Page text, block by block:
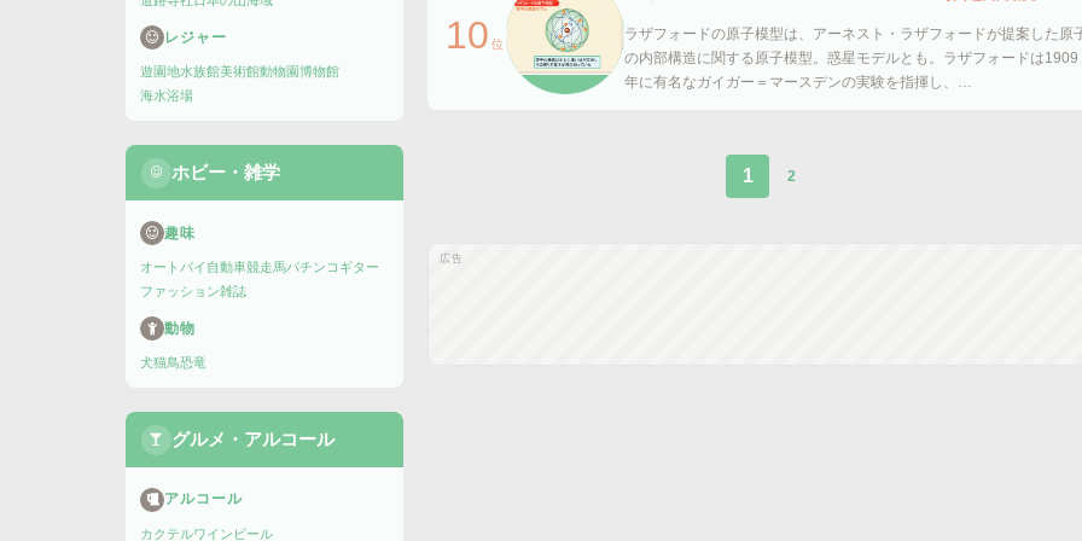
レジャー
遊園地水族館美術館動物園博物館
海水浴場
ホビー・雑学
趣味
オートバイ 自動車競走馬パチンコ ギター
ファッション雑誌
動物
犬猫鳥恐竜
グルメ・アルコール
アルコール
カクテルワイン ビール
10 位
ラザフォードの原子模型は、アーネスト・ラザフォードが提案した原
の内部構造に関する原子模型。惑星モデルとも。ラザフォードは1909
年に有名なガイガー＝マースデンの実験を指揮し、…
1 2
広告